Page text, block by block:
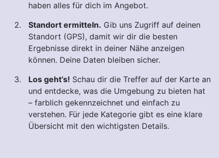
haben alles für dich im Angebot.
Standort ermitteln. Gib uns Zugriff auf deinen
Standort (GPS), damit wir dir die besten
Ergebnisse direkt in deiner Nähe anzeigen
können. Deine Daten bleiben sicher.
Los geht’s! Schau dir die Treffer auf der Karte an
und entdecke, was die Umgebung zu bieten hat
– farblich gekennzeichnet und einfach zu
verstehen. Für jede Kategorie gibt es eine klare
Übersicht mit den wichtigsten Details.